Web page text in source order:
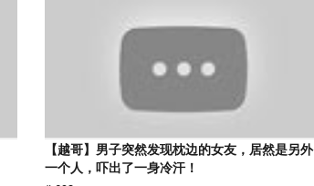
【越哥】男子突然发现枕边的女友，居然是另外
一个人，吓出了一身冷汗！